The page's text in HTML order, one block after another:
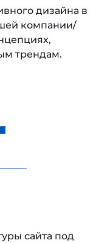
дизайна в
компании/
трендам.
сайта под